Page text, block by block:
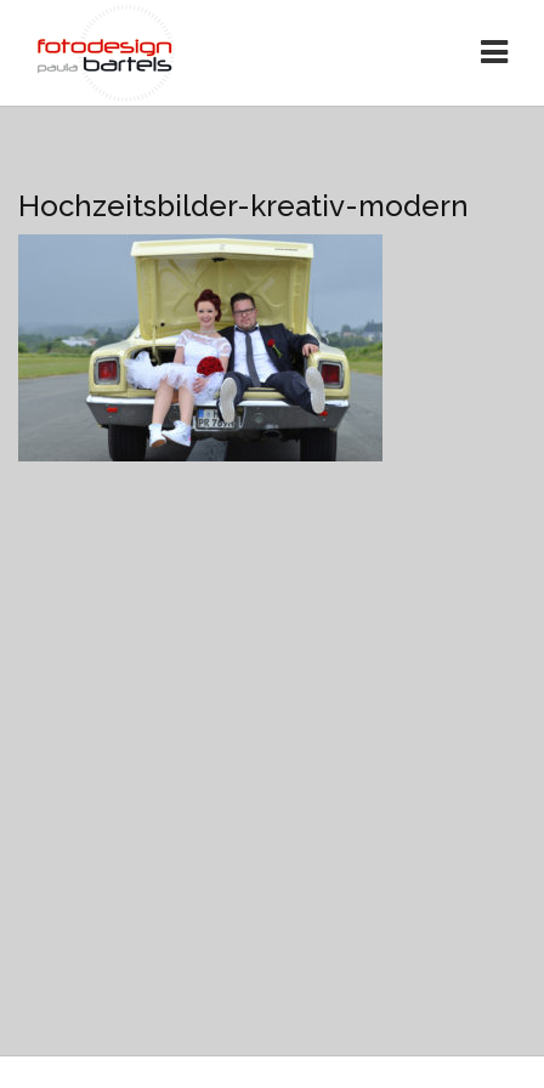
Hochzeitsbilder-kreativ-modern